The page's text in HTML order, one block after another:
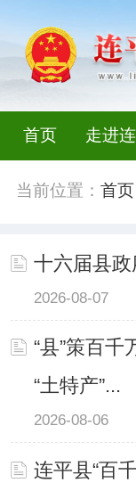
首页 走进
当前位置： 首页
十六届县
2026-08-07
“县”策百
“土特产”...
2026-08-06
连平县“百